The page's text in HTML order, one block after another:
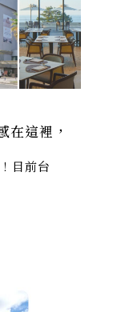
在這裡，
目前台